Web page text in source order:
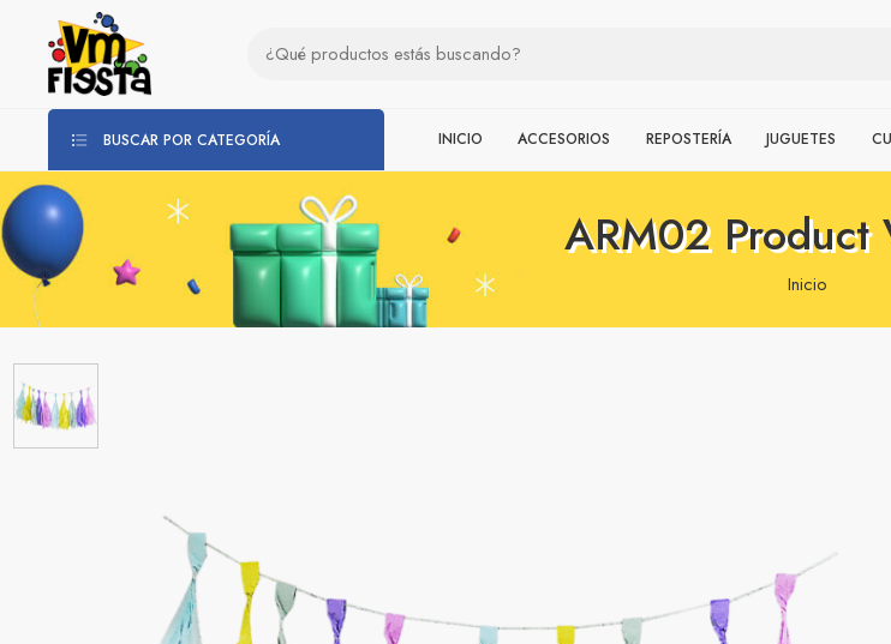
BUSCAR POR CATEGORÍA INICIO ACCESORIOS REPOSTERÍA JUGUETES
ARM02 Product
Inicio